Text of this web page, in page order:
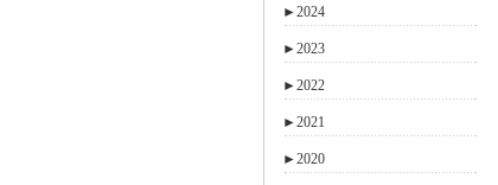
►2024
►2023
►2022
►2021
►2020